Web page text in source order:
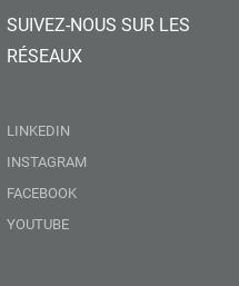
SUIVEZ-NOUS SUR LES
RÉSEAUX
LINKEDIN
INSTAGRAM
FACEBOOK
YOUTUBE